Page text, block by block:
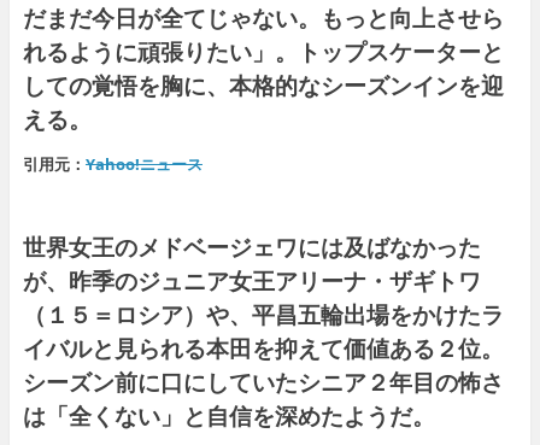
だまだ今日が全てじゃない。もっと向上させら
れるように頑張りたい」。トップスケーターと
しての覚悟を胸に、本格的なシーズンインを迎
える。
引用元： Yahoo!ニュース
世界女王のメドベージェワには及ばなかった
が、昨季のジュニア女王アリーナ・ザギトワ
（１５＝ロシア）や、平昌五輪出場をかけたラ
イバルと見られる本田を抑えて価値ある２位。
シーズン前に口にしていたシニア２年目の怖さ
は「全くない」と自信を深めたようだ。